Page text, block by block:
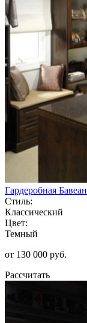
Гардеробная Бавеан
Стиль:
Классический
Цвет:
Темный
от 130 000 руб.
Рассчитать